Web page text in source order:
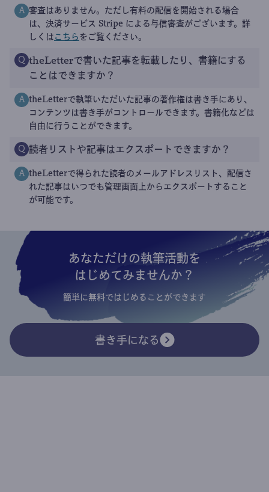
A 審査はありません。ただし有料の配信を開始される場合
は、決済サービス Stripe による与信審査がございます。詳
しくは こちら をご覧ください。
Q theLetterで書いた記事を転載したり、書籍にする
ことはできますか？
A theLetterで執筆いただいた記事の著作権は書き手にあり、
コンテンツは書き手がコントロールできます。書籍化などは
自由に行うことができます。
Q 読者リストや記事はエクスポートできますか？
A theLetterで得られた読者のメールアドレスリスト、配信さ
れた記事はいつでも管理画面上からエクスポートすること
が可能です。
あなただけの執筆活動を
はじめてみませんか？
簡単に無料ではじめることができます
書き手になる